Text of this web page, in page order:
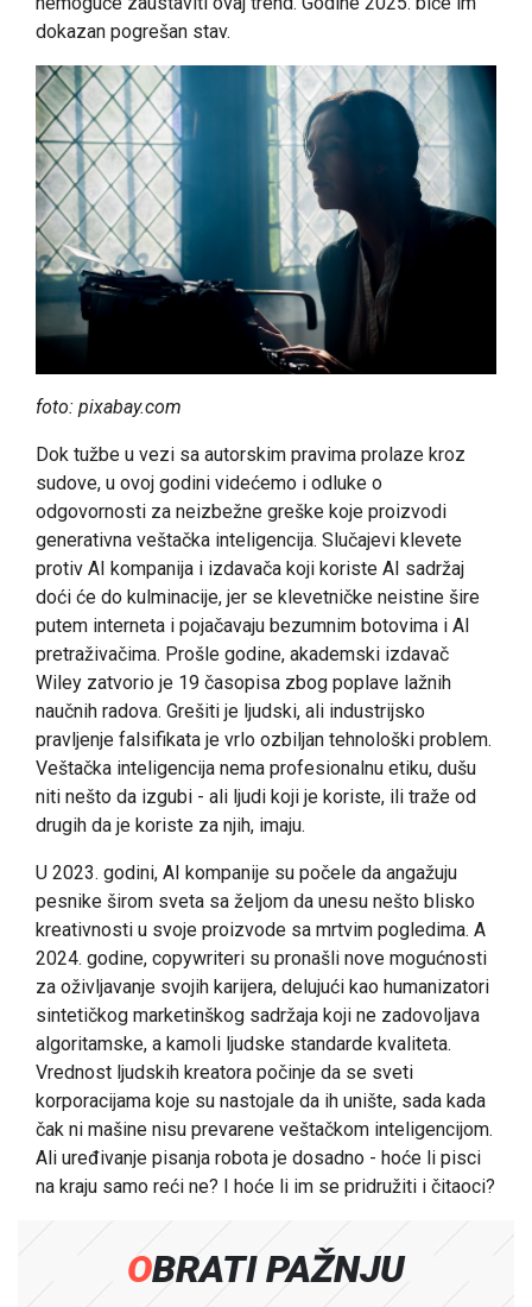
dokazan pogrešan stav.
foto: pixabay.com
Dok tužbe u vezi sa autorskim pravima prolaze kroz
sudove, u ovoj godini videćemo i odluke o
odgovornosti za neizbežne greške koje proizvodi
generativna veštačka inteligencija. Slučajevi klevete
protiv AI kompanija i izdavača koji koriste AI sadržaj
doći će do kulminacije, jer se klevetničke neistine šire
putem interneta i pojačavaju bezumnim botovima i AI
pretraživačima. Prošle godine, akademski izdavač
Wiley zatvorio je 19 časopisa zbog poplave lažnih
naučnih radova. Grešiti je ljudski, ali industrijsko
pravljenje falsifikata je vrlo ozbiljan tehnološki problem.
Veštačka inteligencija nema profesionalnu etiku, dušu
niti nešto da izgubi - ali ljudi koji je koriste, ili traže od
drugih da je koriste za njih, imaju.
U 2023. godini, AI kompanije su počele da angažuju
pesnike širom sveta sa željom da unesu nešto blisko
kreativnosti u svoje proizvode sa mrtvim pogledima. A
2024. godine, copywriteri su pronašli nove mogućnosti
za oživljavanje svojih karijera, delujući kao humanizatori
sintetičkog marketinškog sadržaja koji ne zadovoljava
algoritamske, a kamoli ljudske standarde kvaliteta.
Vrednost ljudskih kreatora počinje da se sveti
korporacijama koje su nastojale da ih unište, sada kada
čak ni mašine nisu prevarene veštačkom inteligencijom.
Ali uređivanje pisanja robota je dosadno - hoće li pisci
na kraju samo reći ne? I hoće li im se pridružiti i čitaoci?
OBRATI PAŽNJU